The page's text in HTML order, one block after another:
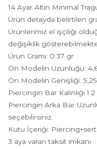
14 Ayar Altın Minimal
Ürün detayda belirtilen
Ürünlerimiz el işçiliği
değişiklik
Ürün Gramı: 0.37 gr
Ön Modelin Uzunluğu:
Ön Modelin Genişliği:
Piercingin Bar Kalınlığı
Piercingin Arka Bar
seçebilirsiniz.
Kutu İçeriği:
3 aya varan taksit imkanı